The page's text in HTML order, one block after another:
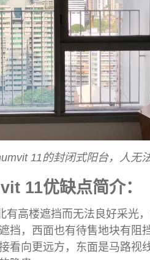
11的封闭式阳台，人无
11优缺点简介：
有高楼遮挡而无法良好采光
挡，西面也有待售地块有阻
看向更远方，东面是马路视